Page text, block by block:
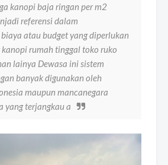
kanopi baja ringan per m2
referensi dalam
atau budget yang diperlukan
rumah tinggal toko ruko
lainya Dewasa ini sistem
banyak digunakan oleh
maupun mancanegara
yang terjangkau a